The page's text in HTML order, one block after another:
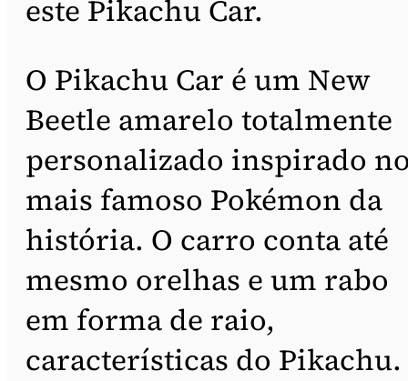
este Pikachu Car.
O Pikachu Car é um New
Beetle amarelo totalmente
personalizado inspirado
mais famoso Pokémon da
história. O carro conta até
mesmo orelhas e um rabo
em forma de raio,
características do Pikachu.